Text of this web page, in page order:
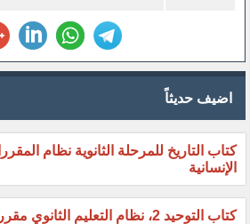
اضيف حديثاً
كتاب التاريخ للمرحلة الثانوية نظام
الإنسانية
كتاب التوحيد 2، نظام التعليم